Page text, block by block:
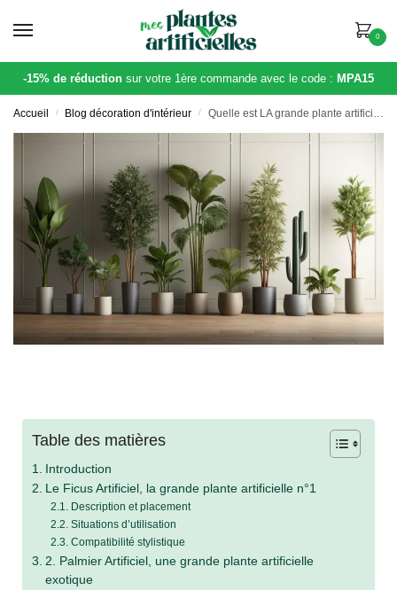
0
-15% de réduction sur votre 1ère commande avec le code : MPA15
Accueil / Blog décoration d'intérieur / Quelle est LA grande plante artificielle idéale pour votre intérieur ? Voici notre top 10 !
Table des matières
Introduction
Le Ficus Artificiel, la grande plante artificielle n°1
Description et placement
Situations d’utilisation
Compatibilité stylistique
2. Palmier Artificiel, une grande plante artificielle
exotique